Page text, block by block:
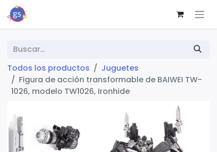
Todos los productos
Juguetes
Figura de acción transformable de BAIWEI TW-
1026, modelo TW1026, Ironhide